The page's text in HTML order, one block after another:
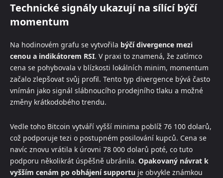
Technické signály ukazují na sílící býčí
momentum
Na hodinovém grafu se vytvořila býčí divergence mezi
cenou a indikátorem RSI. V praxi to znamená, že zatímco
cena se pohybovala v blízkosti lokálních minim, momentum
začalo zlepšovat svůj profil. Tento typ divergence bývá často
vnímán jako signál slábnoucího prodejního tlaku a možné
změny krátkodobého trendu.
Vedle toho Bitcoin vytváří vyšší minima poblíž 76 100 dolarů,
což podporuje tezi o postupném posilování kupců. Cena se
navíc znovu vrátila k úrovni 78 000 dolarů poté, co tuto
podporu několikrát úspěšně ubránila. Opakovaný návrat k
vyšším cenám po obhájení supportu je obvykle známkou